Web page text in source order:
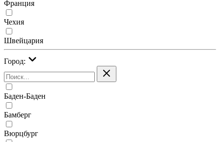
Франция
Чехия
Швейцария
Город:
Баден-Баден
Бамберг
Вюрцбург